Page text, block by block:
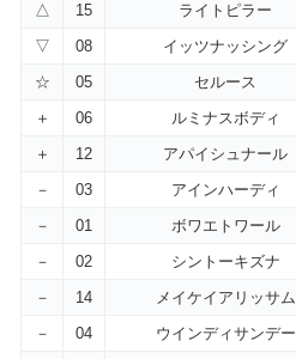
△
15 ライトピラー
▽
08 イッツナッシング
☆
05 セルース
＋
06 ルミナスボディ
＋
12 アパイシュナール
－
03 アインハーディ
－
01 ボワエトワール
－
02 シントーキズナ
－
14 メイケイアリッサム
－
04 ウインディサンデー